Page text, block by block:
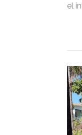
el